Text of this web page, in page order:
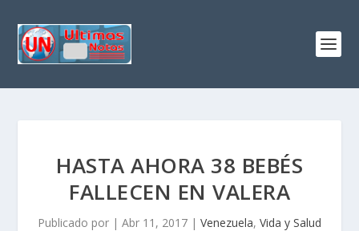
HASTA AHORA 38 BEBÉS
FALLECEN EN VALERA
Publicado por | Abr 11, 2017 | Venezuela, Vida y Salud